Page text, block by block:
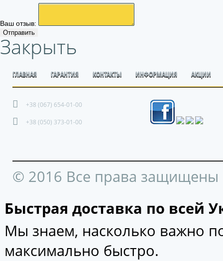
Ваш отзыв:
Отправить
Закрыть
ГЛАВНАЯ ГАРАНТИЯ КОНТАКТЫ ИНФОРМАЦИЯ АКЦИИ
+38 (067) 654-01-00
+38 (050) 373-01-00
© 2016 Все права защищены
Быстрая доставка по всей
Мы знаем, насколько важно
максимально быстро.